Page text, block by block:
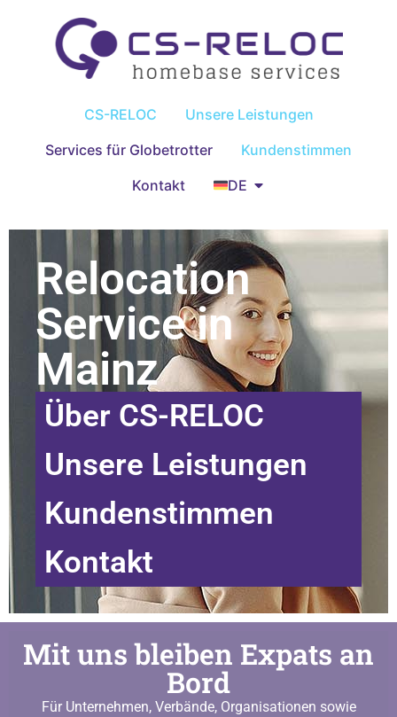
CS-RELOC
Unsere Leistungen
Services für Globetrotter
Kundenstimmen
Kontakt
DE
Relocation
Service in
Mainz
Über CS-RELOC
Unsere Leistungen
Kundenstimmen
Kontakt
Mit uns bleiben Expats an
Bord
Für Unternehmen, Verbände, Organisationen sowie